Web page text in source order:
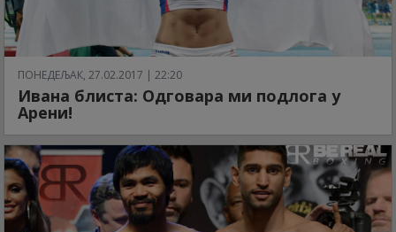
ПОНЕДЕЉАК, 27.02.2017 | 22:20
Ивана блиста: Одговара ми подлога у
Арени!